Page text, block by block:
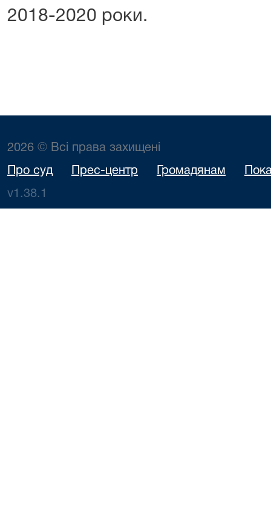
2018-2020 роки.
2026 © Всі права захищені
Про суд Прес-центр Громадянам
v1.38.1